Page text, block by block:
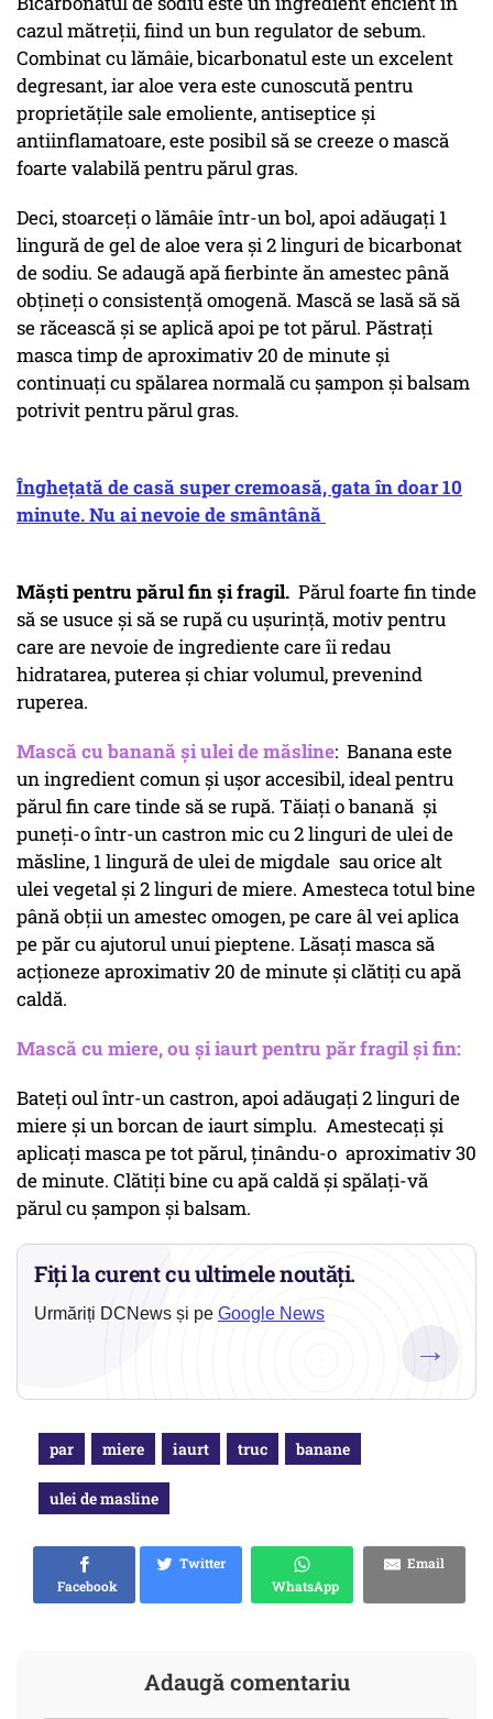
cazul mătreții, fiind un bun regulator de sebum.
Combinat cu lămâie, bicarbonatul este un excelent
degresant, iar aloe vera este cunoscută pentru
proprietățile sale emoliente, antiseptice și
antiinflamatoare, este posibil să se creeze o mască
foarte valabilă pentru părul gras.
Deci, stoarceți o lămâie într-un bol, apoi adăugați 1
lingură de gel de aloe vera și 2 linguri de bicarbonat
de sodiu. Se adaugă apă fierbinte ăn amestec până
obțineți o consistență omogenă. Mască se lasă să să
se răcească și se aplică apoi pe tot părul. Păstrați
masca timp de aproximativ 20 de minute și
continuați cu spălarea normală cu șampon și balsam
potrivit pentru părul gras.
Înghețată de casă super cremoasă, gata în doar 10
minute. Nu ai nevoie de smântână
Măști pentru părul fin și fragil. Părul foarte fin tinde
să se usuce și să se rupă cu ușurință, motiv pentru
care are nevoie de ingrediente care îi redau
hidratarea, puterea și chiar volumul, prevenind
ruperea.
Mască cu banană și ulei de măsline: Banana este
un ingredient comun și ușor accesibil, ideal pentru
părul fin care tinde să se rupă. Tăiați o banană și
puneți-o într-un castron mic cu 2 linguri de ulei de
măsline, 1 lingură de ulei de migdale sau orice alt
ulei vegetal și 2 linguri de miere. Amesteca totul bine
până obții un amestec omogen, pe care âl vei aplica
pe păr cu ajutorul unui pieptene. Lăsați masca să
acționeze aproximativ 20 de minute și clătiți cu apă
caldă.
Mască cu miere, ou și iaurt pentru păr fragil și fin:
Bateți oul într-un castron, apoi adăugați 2 linguri de
miere și un borcan de iaurt simplu. Amestecați și
aplicați masca pe tot părul, ținându-o aproximativ 30
de minute. Clătiți bine cu apă caldă și spălați-vă
părul cu șampon și balsam.
Fiți la curent cu ultimele noutăți.
Urmăriți DCNews și pe Google News
→
par miere iaurt truc banane
ulei de masline
Facebook
Twitter
WhatsApp
Email
Adaugă comentariu